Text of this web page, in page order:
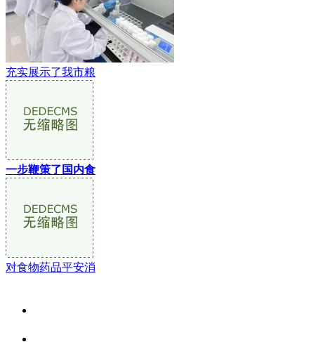
充实展示了我市粮
一步鞭策了国内食
对食物药品平安消